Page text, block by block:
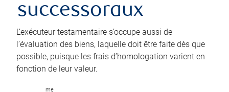
successoraux
L’exécuteur testamentaire s’occupe aussi de
l’évaluation des biens, laquelle doit être faite dès que
possible, puisque les frais d’homologation varient en
fonction de leur valeur.
me